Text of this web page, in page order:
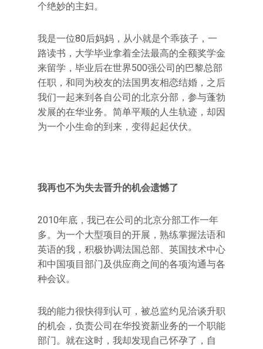
个绝妙的主妇。
我是一位80后妈妈，从小就是个乖孩子，一
路读书，大学毕业拿着全法最高的全额奖学金
来留学，毕业后在世界500强公司的巴黎总部
任职，和同为校友的法国男友相恋结婚，之后
我们一起来到各自公司的北京分部，参与蓬勃
发展的在华业务。简单平顺的人生轨迹，却因
为一个小生命的到来，变得起起伏伏。
我再也不为失去晋升的机会遗憾了
2010年底，我已在公司的北京分部工作一年
多。为一个大型项目的开展，熟练掌握法语和
英语的我，积极协调法国总部、英国技术中心
和中国项目部门及供应商之间的各项沟通与各
种会议。
我的能力很快得到认可，被总监约见洽谈升职
的机会，负责公司在华投资新业务的一个职能
部门。就在这时，我却发现自己怀孕了，自